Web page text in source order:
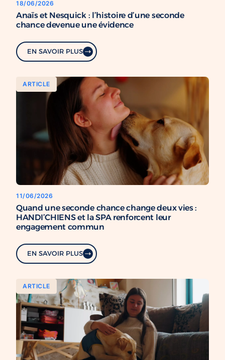
18/06/2026
Anaïs et Nesquick : l’histoire d’une seconde
chance devenue une évidence
EN SAVOIR PLUS
ARTICLE
11/06/2026
Quand une seconde chance change deux vies :
HANDI’CHIENS et la SPA renforcent leur
engagement commun
EN SAVOIR PLUS
ARTICLE